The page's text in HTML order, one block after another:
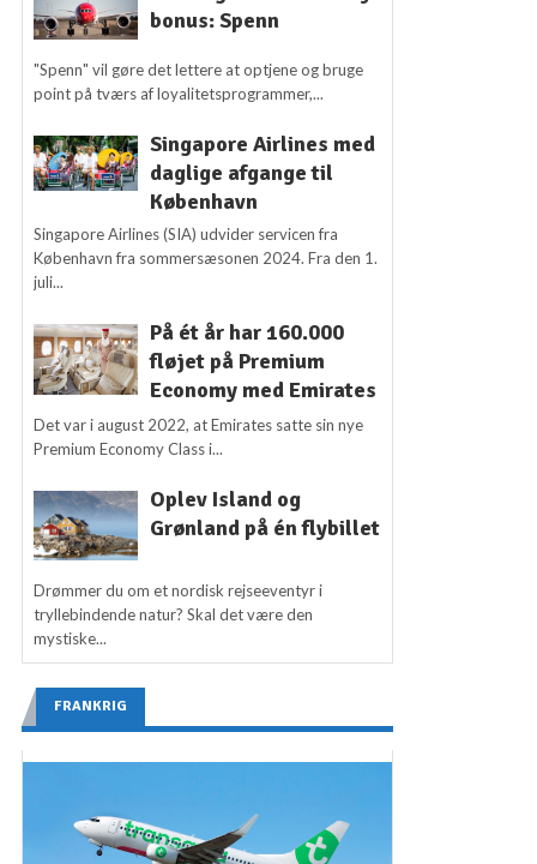
bonus: Spenn
"Spenn" vil gøre det lettere at optjene og bruge
point på tværs af loyalitetsprogrammer,...
Singapore Airlines med
daglige afgange til
København
Singapore Airlines (SIA) udvider servicen fra
København fra sommersæsonen 2024. Fra den 1.
juli...
På ét år har 160.000
fløjet på Premium
Economy med Emirates
Det var i august 2022, at Emirates satte sin nye
Premium Economy Class i...
Oplev Island og
Grønland på én flybillet
Drømmer du om et nordisk rejseeventyr i
tryllebindende natur? Skal det være den
mystiske...
FRANKRIG